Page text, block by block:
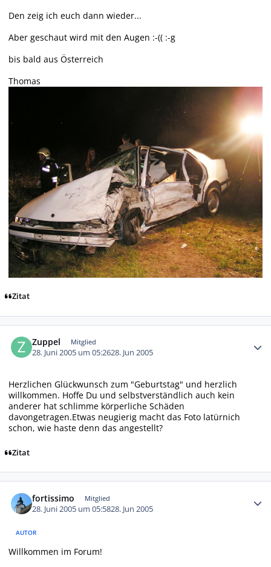
Den zeig ich euch dann wieder...
Aber geschaut wird mit den Augen :-(( :-g
bis bald aus Österreich
Thomas
Zitat
Zuppel Mitglied
28. Juni 2005 um 05:2628. Jun 2005
Herzlichen Glückwunsch zum "Geburtstag" und herzlich
willkommen. Hoffe Du und selbstverständlich auch kein
anderer hat schlimme körperliche Schäden
davongetragen.Etwas neugierig macht das Foto latürnich
schon, wie haste denn das angestellt?
Zitat
fortissimo Mitglied
28. Juni 2005 um 05:5828. Jun 2005
AUTOR
Willkommen im Forum!